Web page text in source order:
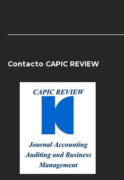
Contacto CAPIC REVIEW